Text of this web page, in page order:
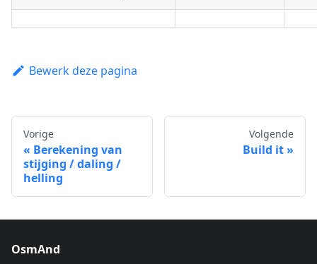
Bewerk deze pagina
Vorige
Berekening van
stijging / daling /
helling
Volgende
Build it
OsmAnd